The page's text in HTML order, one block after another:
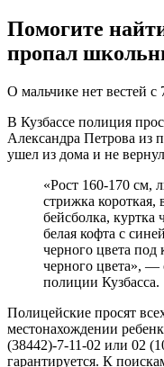
Помогите
пропал
О мальчике нет вестей с
В Кузбассе полиция
Александра Петрова из
ушел из дома и не
«Рост 160-170 см,
стрижка короткая,
бейсболка,
белая кофта с
черного цвета
черного цвета», —
полиции Кузбасса.
Полицейские просят
местонахождении
(38442)-7-11-02 или 02
гарантируется. К